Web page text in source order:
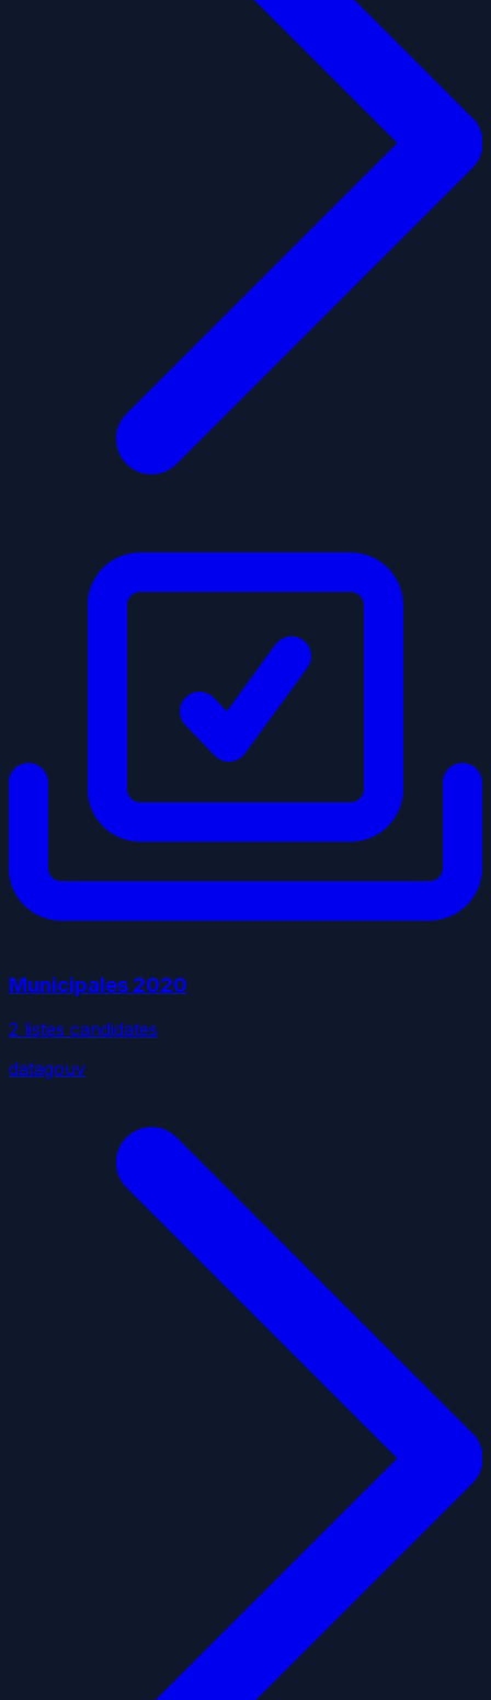
Municipales 2020
2 listes candidates
datagouv